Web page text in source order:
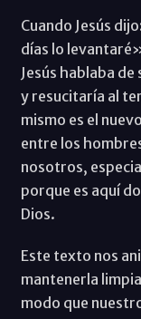
Cuando Jesús
días lo
Jesús hablaba
y resucitaría al
mismo es el
entre los
nosotros,
porque es aquí
Dios.
Este texto nos
mantenerla
modo que